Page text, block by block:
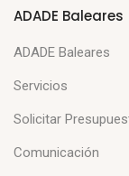
ADADE Baleares
ADADE Baleares
Servicios
Solicitar
Comunicación